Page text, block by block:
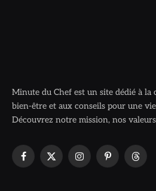
Minute du Chef est un site dédié à
bien-être et aux conseils pour une
Découvrez notre mission, nos
Facebook
X
InstagramPinterest